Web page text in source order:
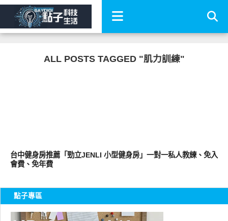
ALL POSTS TAGGED "肌力訓練"
台中健身房推薦「勁立JENLI 小型健身房」一對一私人教練、免入
會費、免年費
點子專區